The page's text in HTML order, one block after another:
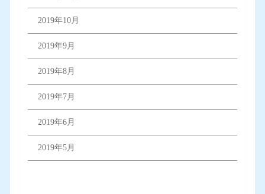
2019年10月
2019年9月
2019年8月
2019年7月
2019年6月
2019年5月